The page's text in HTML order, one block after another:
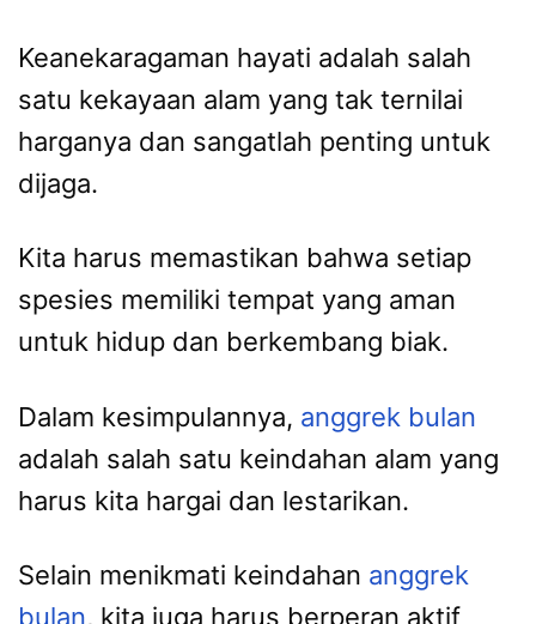
Keanekaragaman hayati adalah salah
satu kekayaan alam yang tak ternilai
harganya dan sangatlah penting untuk
dijaga.
Kita harus memastikan bahwa setiap
spesies memiliki tempat yang aman
untuk hidup dan berkembang biak.
Dalam kesimpulannya, anggrek bulan
adalah salah satu keindahan alam yang
harus kita hargai dan lestarikan.
Selain menikmati keindahan anggrek
bulan, kita juga harus berperan aktif